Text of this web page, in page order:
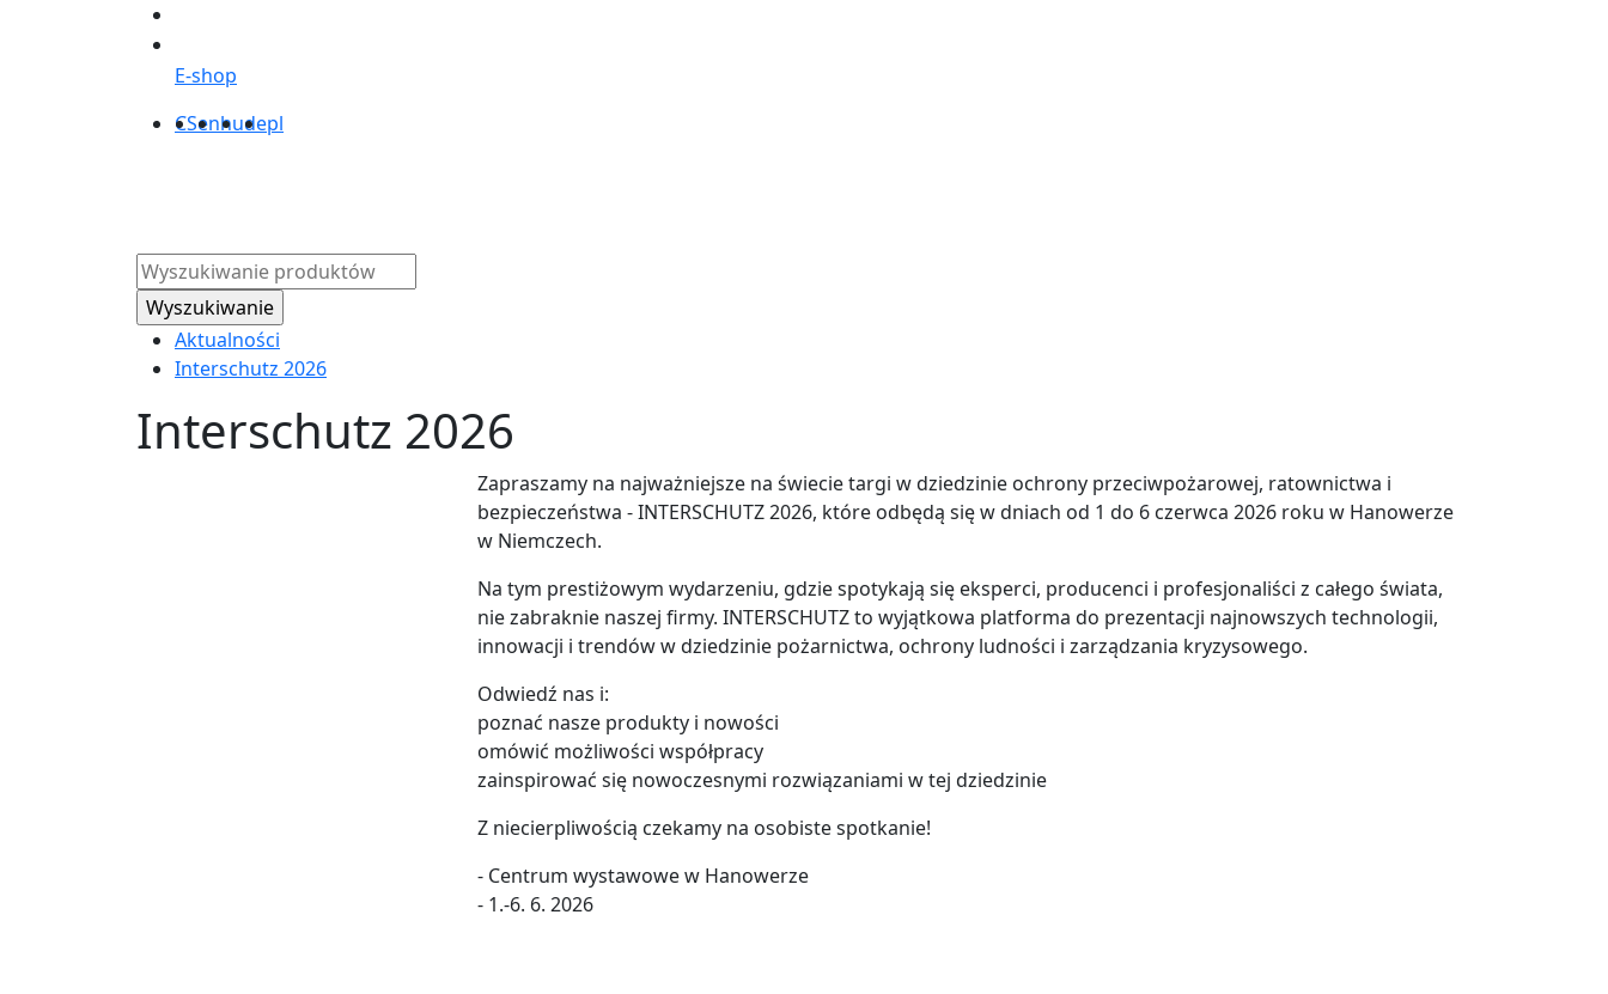
E-shop
CSenhudepl
Aktualności
Interschutz 2026
Interschutz 2026
Zapraszamy na najważniejsze na świecie targi w dziedzinie ochrony przeciwpożarowej, ratownictwa i
bezpieczeństwa - INTERSCHUTZ 2026, które odbędą się w dniach od 1 do 6 czerwca 2026 roku w Hanowerze
w Niemczech.
Na tym prestiżowym wydarzeniu, gdzie spotykają się eksperci, producenci i profesjonaliści z całego świata,
nie zabraknie naszej firmy. INTERSCHUTZ to wyjątkowa platforma do prezentacji najnowszych technologii,
innowacji i trendów w dziedzinie pożarnictwa, ochrony ludności i zarządzania kryzysowego.
Odwiedź nas i:
poznać nasze produkty i nowości
omówić możliwości współpracy
zainspirować się nowoczesnymi rozwiązaniami w tej dziedzinie
Z niecierpliwością czekamy na osobiste spotkanie!
- Centrum wystawowe w Hanowerze
- 1.-6. 6. 2026